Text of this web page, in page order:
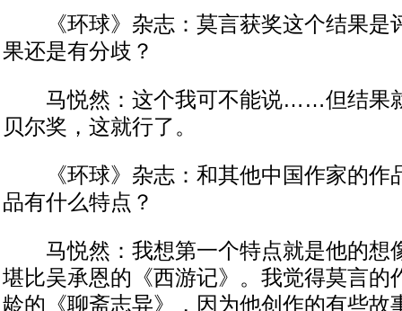
《环球》杂志：莫言获奖这个结果是
果还是有分歧？
马悦然：这个我可不能说……但结果
贝尔奖，这就行了。
《环球》杂志：和其他中国作家的作
品有什么特点？
马悦然：我想第一个特点就是他的想
堪比吴承恩的《西游记》。我觉得莫言的
龄的《聊斋志异》，因为他创作的有些故